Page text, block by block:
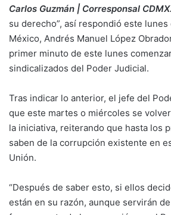
Carlos Guzmán | Corresponsal
su derecho”, así respondió este
México, Andrés Manuel López
primer minuto de este lunes
sindicalizados del Poder Judicial.
Tras indicar lo anterior, el jefe del
que este martes o miércoles se
la iniciativa, reiterando que hasta los
saben de la corrupción existente en
Unión.
“Después de saber esto, si ellos
están en su razón, aunque servirán